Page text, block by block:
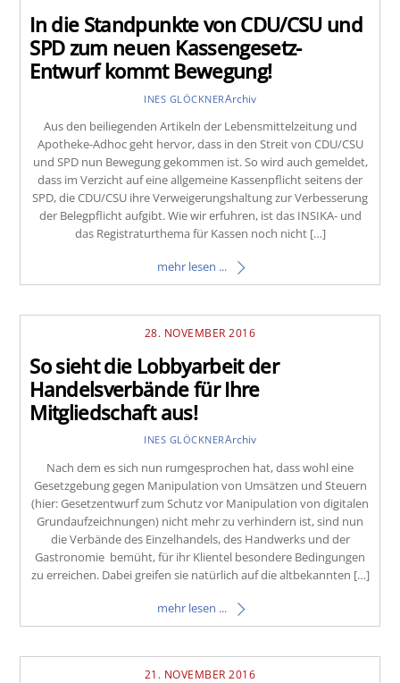
In die Standpunkte von CDU/CSU und
SPD zum neuen Kassengesetz-
Entwurf kommt Bewegung!
INES GLÖCKNERArchiv
Aus den beiliegenden Artikeln der Lebensmittelzeitung und
Apotheke-Adhoc geht hervor, dass in den Streit von CDU/CSU
und SPD nun Bewegung gekommen ist. So wird auch gemeldet,
dass im Verzicht auf eine allgemeine Kassenpflicht seitens der
SPD, die CDU/CSU ihre Verweigerungshaltung zur Verbesserung
der Belegpflicht aufgibt. Wie wir erfuhren, ist das INSIKA- und
das Registraturthema für Kassen noch nicht […]
mehr lesen ...
28. NOVEMBER 2016
So sieht die Lobbyarbeit der
Handelsverbände für Ihre
Mitgliedschaft aus!
INES GLÖCKNERArchiv
Nach dem es sich nun rumgesprochen hat, dass wohl eine
Gesetzgebung gegen Manipulation von Umsätzen und Steuern
(hier: Gesetzentwurf zum Schutz vor Manipulation von digitalen
Grundaufzeichnungen) nicht mehr zu verhindern ist, sind nun
die Verbände des Einzelhandels, des Handwerks und der
Gastronomie bemüht, für ihr Klientel besondere Bedingungen
zu erreichen. Dabei greifen sie natürlich auf die altbekannten […]
mehr lesen ...
21. NOVEMBER 2016